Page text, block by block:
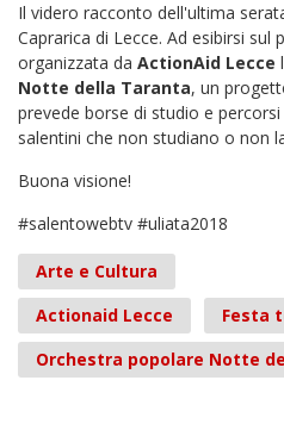
Il videro racconto dell'ultima
Caprarica di Lecce. Ad esibirsi sul
organizzata da ActionAid Lecce
Notte della Taranta, un
prevede borse di studio e
salentini che non studiano o non
Buona visione!
#salentowebtv #uliata2018
Arte e Cultura
Actionaid Lecce
Festa
Orchestra popolare Notte